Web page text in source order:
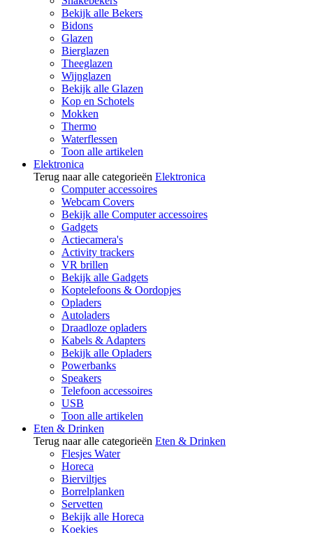
Bekijk alle Bekers
Bidons
Glazen
Bierglazen
Theeglazen
Wijnglazen
Bekijk alle Glazen
Kop en Schotels
Mokken
Thermo
Waterflessen
Toon alle artikelen
Elektronica
Terug naar alle categorieën Elektronica
Computer accessoires
Webcam Covers
Bekijk alle Computer accessoires
Gadgets
Actiecamera's
Activity trackers
VR brillen
Bekijk alle Gadgets
Koptelefoons & Oordopjes
Opladers
Autoladers
Draadloze opladers
Kabels & Adapters
Bekijk alle Opladers
Powerbanks
Speakers
Telefoon accessoires
USB
Toon alle artikelen
Eten & Drinken
Terug naar alle categorieën Eten & Drinken
Flesjes Water
Horeca
Bierviltjes
Borrelplanken
Servetten
Bekijk alle Horeca
Koekjes